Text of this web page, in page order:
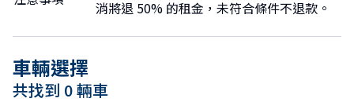
service +886937953838, WeChat official account
customer service: Herze_KHH,
Kakaotalk: Herze_kaohsuing, and we will be happy to
provide you with answers.
消將退 50% 的租金，未符合條件不退款。
車輛選擇
共找到 0 輛車